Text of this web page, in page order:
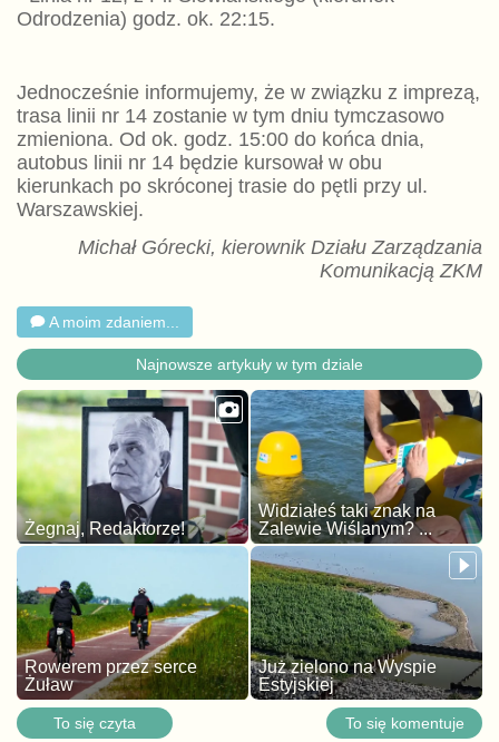
Odrodzenia) godz. ok. 22:15.
Jednocześnie informujemy, że w związku z imprezą,
trasa linii nr 14 zostanie w tym dniu tymczasowo
zmieniona. Od ok. godz. 15:00 do końca dnia,
autobus linii nr 14 będzie kursował w obu
kierunkach po skróconej trasie do pętli przy ul.
Warszawskiej.
Michał Górecki, kierownik Działu Zarządzania
Komunikacją ZKM
A moim zdaniem...
Najnowsze artykuły w tym dziale
Żegnaj, Redaktorze!
Widziałeś taki znak na
Zalewie Wiślanym? ...
Rowerem przez serce
Żuław
Już zielono na Wyspie
Estyjskiej
To się czyta To się komentuje